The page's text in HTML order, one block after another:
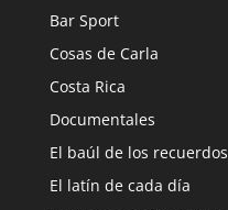
Bar Sport
Cosas de Carla
Costa Rica
Documentales
El baúl de los recuerdos
El latín de cada día